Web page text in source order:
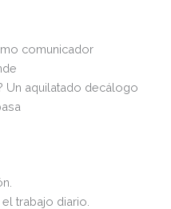
comunicador
Un aquilatado decálogo
trabajo diario.